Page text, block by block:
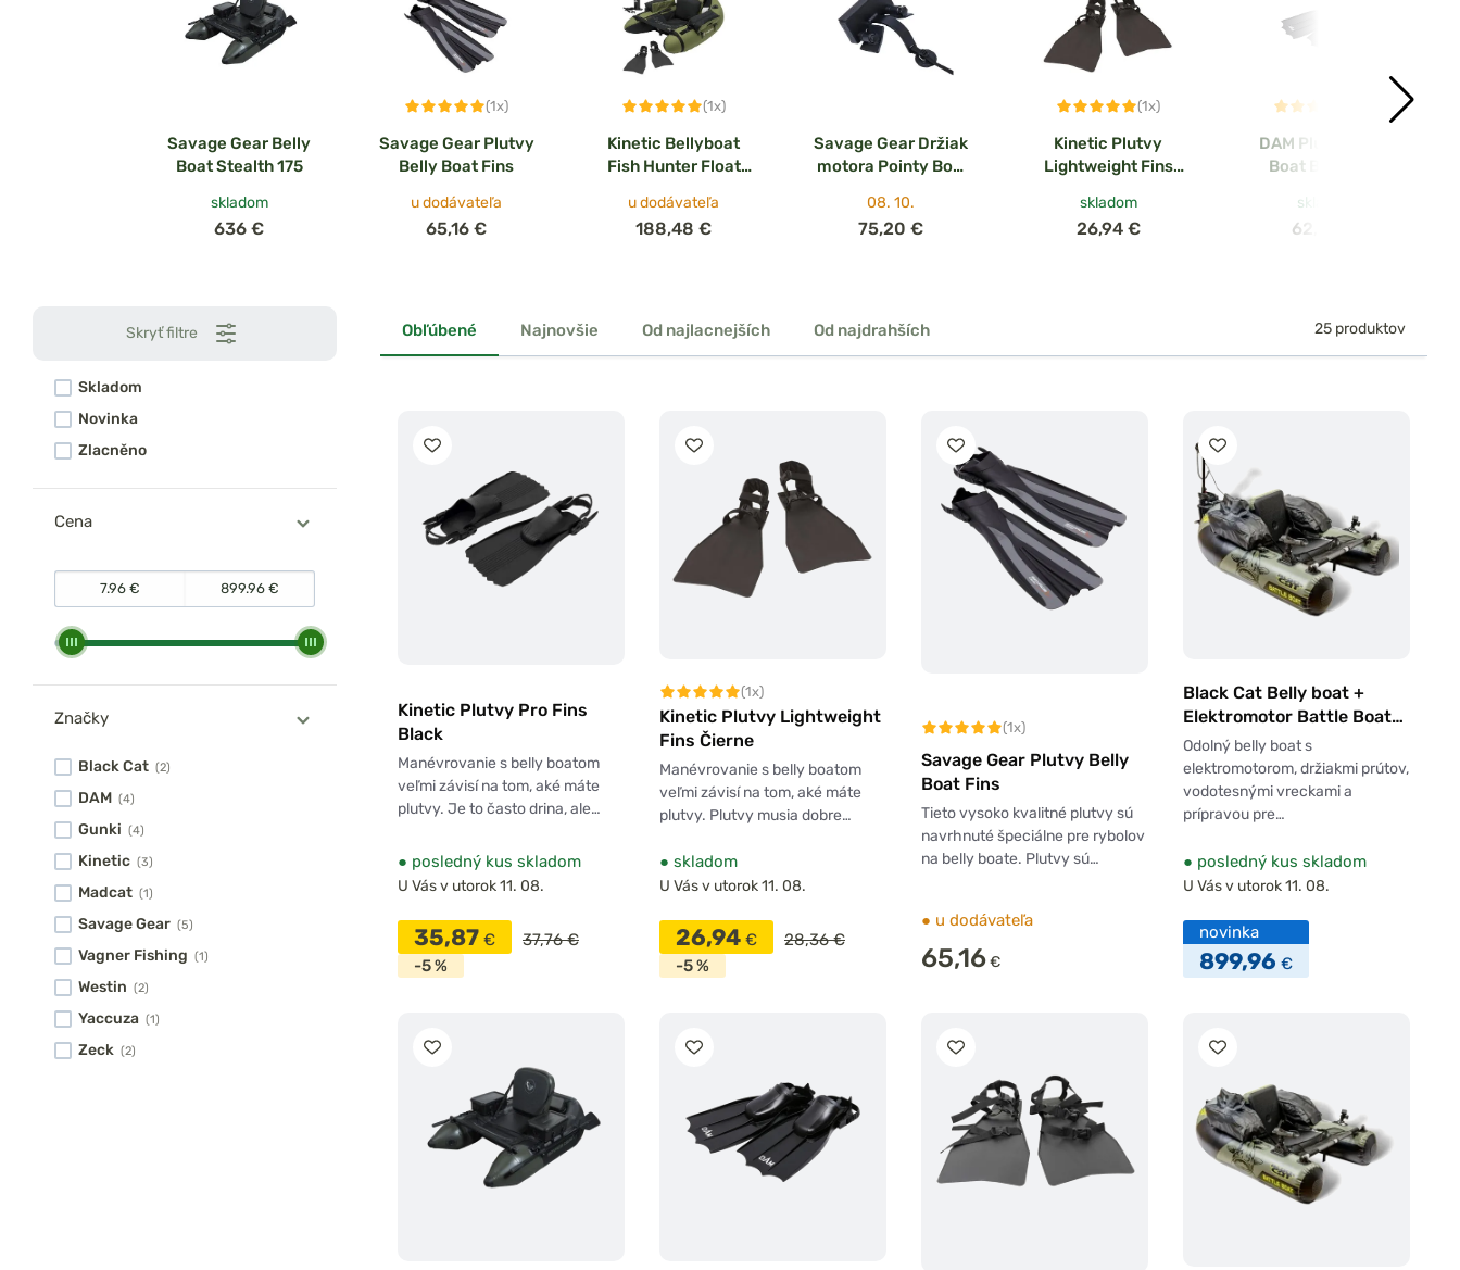
Savage Gear Belly
Boat Stealth 175
skladom
636 €
(1x)
Savage Gear Plutvy
Belly Boat Fins
u dodávateľa
65,16 €
(1x)
Kinetic Bellyboat
Fish Hunter Float
u dodávateľa
188,48 €
Savage Gear Držiak
motora Pointy Bow
Bracket 3 P
08. 10.
75,20 €
(1x)
Kinetic Plutvy
Lightweight Fins
skladom
26,94 €
DAM Plutvy Belly
Boat Boot Fins
skladom
62,08 €
Skryť filtre
Skladom
Novinka
Zlacněno
Cena
Značky
Black Cat (2)
DAM (4)
Gunki (4)
Kinetic (3)
Madcat (1)
Savage Gear (5)
Vagner Fishing (1)
Westin (2)
Yaccuza (1)
Zeck (2)
Obľúbené Najnovšie Od najlacnejších Od najdrahších 25 produktov
Kinetic Plutvy Pro Fins
Black
Manévrovanie s belly boatom
veľmi závisí na tom, aké máte
plutvy. Je to často drina, ale…
● posledný kus skladom
U Vás v utorok 11. 08.
35,87 €
37,76 €
-5 %
(1x)
Kinetic Plutvy Lightweight
Fins Čierne
Manévrovanie s belly boatom
veľmi závisí na tom, aké máte
plutvy. Plutvy musia dobre…
● skladom
U Vás v utorok 11. 08.
26,94 €
28,36 €
-5 %
(1x)
Savage Gear Plutvy Belly
Boat Fins
Tieto vysoko kvalitné plutvy sú
navrhnuté špeciálne pre rybolov
na belly boate. Plutvy sú…
● u dodávateľa
65,16€
Black Cat Belly boat +
Elektromotor Battle Boat
Set 170 cm 113 cm
Odolný belly boat s
elektromotorom, držiakmi prútov,
vodotesnými vreckami a
prípravou pre…
● posledný kus skladom
U Vás v utorok 11. 08.
novinka
899,96 €